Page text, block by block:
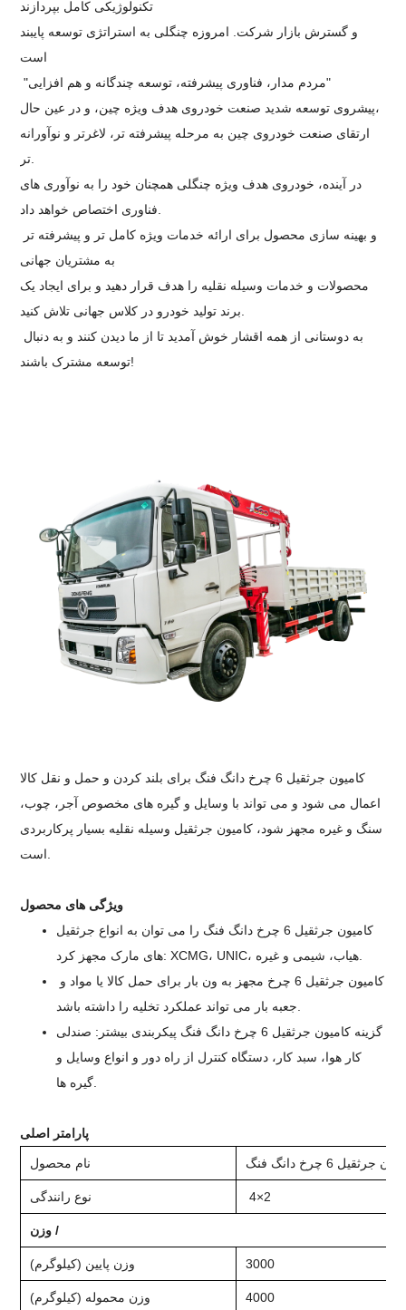
و گسترش بازار شرکت. امروزه چنگلی به استراتژی توسعه پایبند
است
"مردم مدار، فناوری پیشرفته، توسعه چندگانه و هم افزایی"
پیشروی توسعه شدید صنعت خودروی هدف ویژه چین، و در عین حال،
ارتقای صنعت خودروی چین به مرحله پیشرفته تر، لاغرتر و نوآورانه
در آینده، خودروی هدف ویژه چنگلی همچنان خود را به نوآوری های
به مشتریان جهانی
محصولات و خدمات وسیله نقلیه را هدف قرار دهید و برای ایجاد یک
توسعه مشترک باشند!
کامیون جرثقیل 6 چرخ دانگ فنگ برای بلند کردن و حمل و نقل کالا
اعمال می شود و می تواند با وسایل و گیره های مخصوص آجر، چوب،
سنگ و غیره مجهز شود، کامیون جرثقیل وسیله نقلیه بسیار پرکاربردی
است.
ویژگی های محصول
کامیون جرثقیل 6 چرخ دانگ فنگ را می توان به انواع جرثقیل
های مارک مجهز کرد: XCMG، UNIC، هیاب، شیمی و غیره.
جعبه بار می تواند عملکرد تخلیه را داشته باشد.
گزینه کامیون جرثقیل 6 چرخ دانگ فنگ پیکربندی بیشتر: صندلی
کار هوا، سبد کار، دستگاه کنترل از راه دور و انواع وسایل و
گیره ها.
نام محصول جرثقیل 6 چرخ دانگ فنگ
نوع رانندگی 4×2
وزن /
وزن پایین (کیلوگرم) 3000
وزن محموله (کیلوگرم) 4000